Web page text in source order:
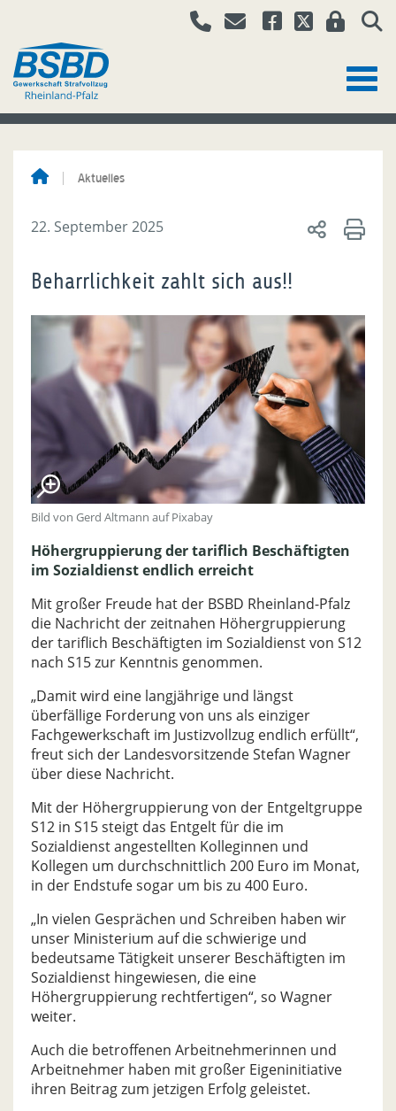
Aktuelles
22. September 2025
Beharrlichkeit zahlt sich aus!!
Bild von Gerd Altmann auf Pixabay
Höhergruppierung der tariflich Beschäftigten
im Sozialdienst endlich erreicht
Mit großer Freude hat der BSBD Rheinland-Pfalz
die Nachricht der zeitnahen Höhergruppierung
der tariflich Beschäftigten im Sozialdienst von S12
nach S15 zur Kenntnis genommen.
„Damit wird eine langjährige und längst
überfällige Forderung von uns als einziger
Fachgewerkschaft im Justizvollzug endlich erfüllt“,
freut sich der Landesvorsitzende Stefan Wagner
über diese Nachricht.
Mit der Höhergruppierung von der Entgeltgruppe
S12 in S15 steigt das Entgelt für die im
Sozialdienst angestellten Kolleginnen und
Kollegen um durchschnittlich 200 Euro im Monat,
in der Endstufe sogar um bis zu 400 Euro.
„In vielen Gesprächen und Schreiben haben wir
unser Ministerium auf die schwierige und
bedeutsame Tätigkeit unserer Beschäftigten im
Sozialdienst hingewiesen, die eine
Höhergruppierung rechtfertigen“, so Wagner
weiter.
Auch die betroffenen Arbeitnehmerinnen und
Arbeitnehmer haben mit großer Eigeninitiative
ihren Beitrag zum jetzigen Erfolg geleistet.